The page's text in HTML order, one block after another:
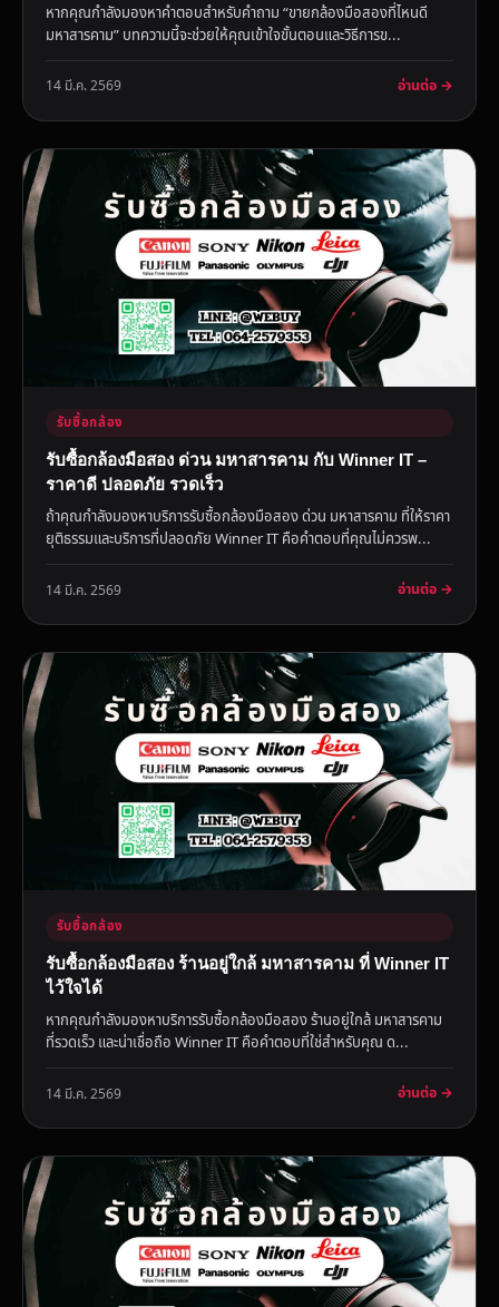
หากคุณกำลังมองหาคำตอบสำหรับคำถาม “ขายกล้องมือสองที่ไหนดี
มหาสารคาม” บทความนี้จะช่วยให้คุณเข้าใจขั้นตอนและวิธีการข...
14 มี.ค. 2569 อ่านต่อ →
รับซื้อกล้อง
รับซื้อกล้องมือสอง ด่วน มหาสารคาม กับ Winner IT –
ราคาดี ปลอดภัย รวดเร็ว
ถ้าคุณกำลังมองหาบริการรับซื้อกล้องมือสอง ด่วน มหาสารคาม ที่ให้ราคา
ยุติธรรมและบริการที่ปลอดภัย Winner IT คือคำตอบที่คุณไม่ควรพ...
14 มี.ค. 2569 อ่านต่อ →
รับซื้อกล้อง
รับซื้อกล้องมือสอง ร้านอยู่ใกล้ มหาสารคาม ที่ Winner IT
ไว้ใจได้
หากคุณกำลังมองหาบริการรับซื้อกล้องมือสอง ร้านอยู่ใกล้ มหาสารคาม
ที่รวดเร็ว และน่าเชื่อถือ Winner IT คือคำตอบที่ใช่สำหรับคุณ ด...
14 มี.ค. 2569 อ่านต่อ →